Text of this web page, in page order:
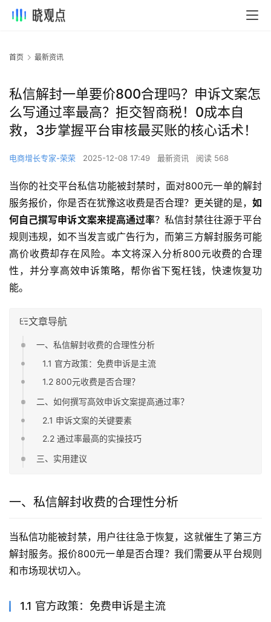
首页 最新资讯
私信解封一单要价800合理吗？申诉文案怎
么写通过率最高？拒交智商税！0成本自
救，3步掌握平台审核最买账的核心话术！
电商增长专家-荣荣 2025-12-08 17:49 最新资讯 阅读 568
当你的社交平台私信功能被封禁时，面对800元一单的解封
服务报价，你是否在犹豫这收费是否合理？更关键的是， 如
何自己撰写申诉文案来提高通过率？私信封禁往往源于平台
规则违规，如不当发言或广告行为，而第三方解封服务可能
高价收费却存在风险。本文将深入分析800元收费的合理
性，并分享高效申诉策略，帮你省下冤枉钱，快速恢复功
能。
文章导航
一、私信解封收费的合理性分析
1.1 官方政策：免费申诉是主流
1.2 800元收费是否合理？
二、如何撰写高效申诉文案提高通过率？
2.1 申诉文案的关键要素
2.2 通过率最高的实操技巧
三、实用建议
一、私信解封收费的合理性分析
当私信功能被封禁，用户往往急于恢复，这就催生了第三方
解封服务。报价800元一单是否合理？我们需要从平台规则
和市场现状切入。
1.1 官方政策：免费申诉是主流